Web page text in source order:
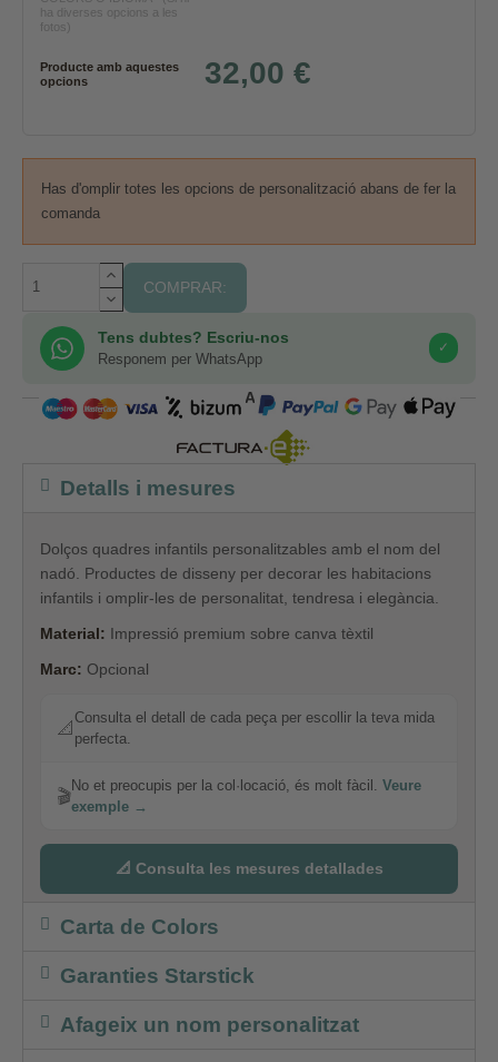
ha diverses opcions a les
fotos)
Producte amb aquestes
opcions
32,00 €
Has d'omplir totes les opcions de personalització abans de fer la
comanda
COMPRAR:
Tens dubtes? Escriu-nos
Responem per WhatsApp
✓
COMPRA SEGURA
Detalls i mesures
Dolços quadres infantils personalitzables amb el nom del
nadó. Productes de disseny per decorar les habitacions
infantils i omplir-les de personalitat, tendresa i elegància.
Material: Impressió premium sobre canva tèxtil
Marc: Opcional
📐
Consulta el detall de cada peça per escollir la teva mida
perfecta.
🎬
No et preocupis per la col·locació, és molt fàcil. Veure
exemple →
📐 Consulta les mesures detallades
Carta de Colors
Garanties Starstick
Afageix un nom personalitzat